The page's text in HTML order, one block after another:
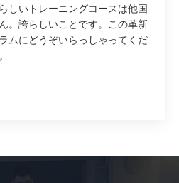
しいトレーニングコースは他国
。誇らしいことです。この革新
ムにどうぞいらっしゃってくだ